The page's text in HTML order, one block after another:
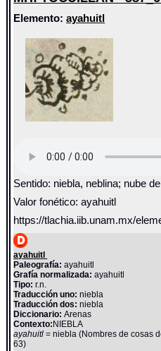
Elemento:ayahuitl
Sentido: niebla, neblina; nube
Valor fonético: ayahuitl
https://tlachia.iib.unam.mx/
ayahuitl
Paleografía: ayahuitl
Grafía normalizada: ayahuitl
Tipo: r.n.
Traducción uno: niebla
Traducción dos: niebla
Diccionario:Arenas
Contexto:NIEBLA
ayahuitl= niebla (Nombres de cosas
63)